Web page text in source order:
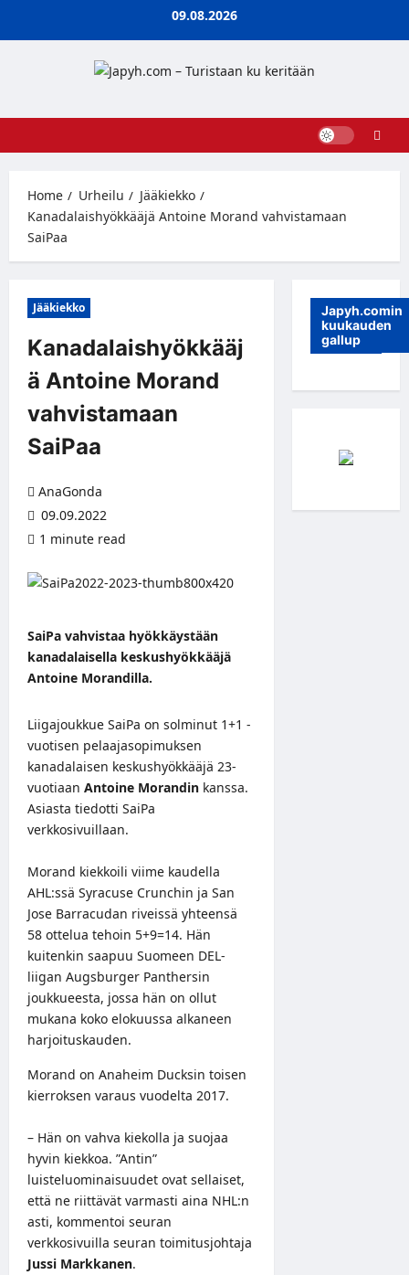
09.08.2026
Home Urheilu
Jääkiekko
Kanadalaishyökkääjä Antoine Morand vahvistamaan
SaiPaa
Jääkiekko
Kanadalaishyökkääj
ä Antoine Morand
vahvistamaan
SaiPaa
AnaGonda
09.09.2022
1 minute read
SaiPa vahvistaa hyökkäystään
kanadalaisella keskushyökkääjä
Antoine Morandilla.
Liigajoukkue SaiPa on solminut 1+1 -
vuotisen pelaajasopimuksen
kanadalaisen keskushyökkääjä 23-
vuotiaan Antoine Morandin kanssa.
Asiasta tiedotti SaiPa
verkkosivuillaan.
Morand kiekkoili viime kaudella
AHL:ssä Syracuse Crunchin ja San
Jose Barracudan riveissä yhteensä
58 ottelua tehoin 5+9=14. Hän
kuitenkin saapuu Suomeen DEL-
liigan Augsburger Panthersin
joukkueesta, jossa hän on ollut
mukana koko elokuussa alkaneen
harjoituskauden.
Morand on Anaheim Ducksin toisen
kierroksen varaus vuodelta 2017.
– Hän on vahva kiekolla ja suojaa
hyvin kiekkoa. ”Antin”
luisteluominaisuudet ovat sellaiset,
että ne riittävät varmasti aina NHL:n
asti, kommentoi seuran
verkkosivuilla seuran toimitusjohtaja
Jussi Markkanen.
Japyh.comin
kuukauden
gallup